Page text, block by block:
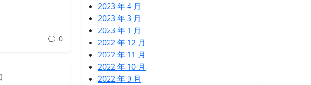
0
2023 年 4 月
2023 年 3 月
2023 年 1 月
2022 年 12 月
2022 年 11 月
2022 年 10 月
2022 年 9 月